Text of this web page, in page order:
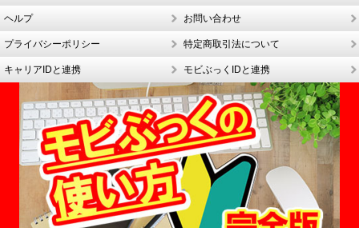
ヘルプ お問い合わせ
プライバシーポリシー 特定商取引法について
キャリアIDと連携 モビぶっくIDと連携